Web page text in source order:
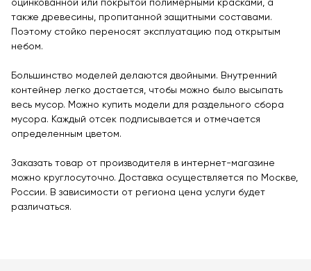
Велопарковки
Контейнерные площадки для ТБО
Навесы и беседки
Перголы
Лежаки и шезлонги
Стенды и указатели
Умный город
Оборудование для выгула и дрессировки собак
оцинкованной или покрытой полимерными красками, а
также древесины, пропитанной защитными составами.
Поэтому стойко переносят эксплуатацию под открытым
небом.
Большинство моделей делаются двойными. Внутренний
контейнер легко достается, чтобы можно было высыпать
весь мусор. Можно купить модели для раздельного сбора
мусора. Каждый отсек подписывается и отмечается
определенным цветом.
Заказать товар от производителя в интернет-магазине
можно круглосуточно. Доставка осуществляется по Москве,
России. В зависимости от региона цена услуги будет
различаться.